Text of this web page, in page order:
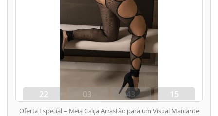
22
dias
03
hora
43
min
15
seg
Oferta Especial – Meia Calça Arrastão para um Visual Marcante